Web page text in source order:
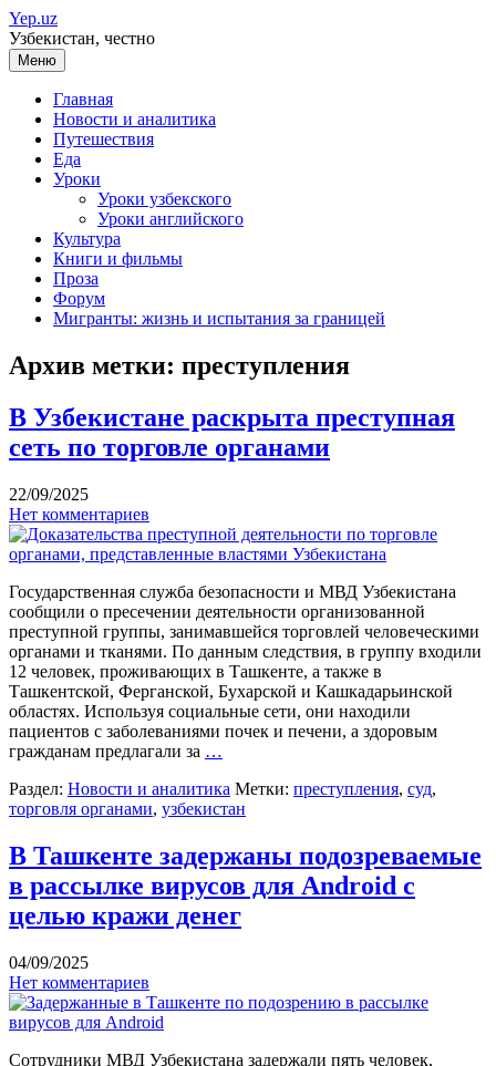
Перейти
к
содержимому
Yep.uz
Узбекистан, честно
Меню
Главная
Новости и аналитика
Путешествия
Еда
Уроки
Уроки узбекского
Уроки английского
Культура
Книги и фильмы
Проза
Форум
Мигранты: жизнь и испытания за границей
Архив метки: преступления
В Узбекистане раскрыта преступная
сеть по торговле органами
22/09/2025
Нет комментариев
Государственная служба безопасности и МВД Узбекистана
сообщили о пресечении деятельности организованной
преступной группы, занимавшейся торговлей человеческими
органами и тканями. По данным следствия, в группу входили
12 человек, проживающих в Ташкенте, а также в
Ташкентской, Ферганской, Бухарской и Кашкадарьинской
областях. Используя социальные сети, они находили
пациентов с заболеваниями почек и печени, а здоровым
гражданам предлагали за …
Раздел: Новости и аналитика Метки: преступления, суд,
торговля органами, узбекистан
В Ташкенте задержаны подозреваемые
в рассылке вирусов для Android с
целью кражи денег
04/09/2025
Нет комментариев
Сотрудники МВД Узбекистана задержали пять человек,